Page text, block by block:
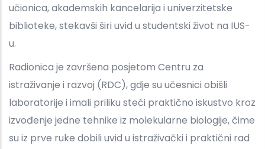
učionica, akademskih kancelarija i univerzitetske
biblioteke, stekavši širi uvid u studentski život na IUS-
u.
Radionica je završena posjetom Centru za
istraživanje i razvoj (RDC), gdje su učesnici obišli
laboratorije i imali priliku steći praktično iskustvo kroz
izvođenje jedne tehnike iz molekularne biologije, čime
su iz prve ruke dobili uvid u istraživački i praktični rad